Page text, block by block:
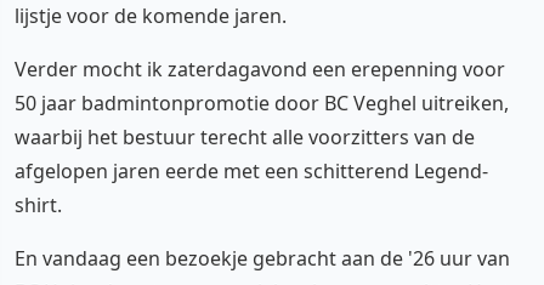
lijstje voor de komende jaren.
Verder mocht ik zaterdagavond een erepenning voor
50 jaar badmintonpromotie door BC Veghel uitreiken,
waarbij het bestuur terecht alle voorzitters van de
afgelopen jaren eerde met een schitterend Legend-
shirt.
En vandaag een bezoekje gebracht aan de '26 uur van